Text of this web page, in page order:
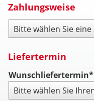
Zahlungsweise
Zahlungsweise
Liefertermin
Wunschliefertermin*